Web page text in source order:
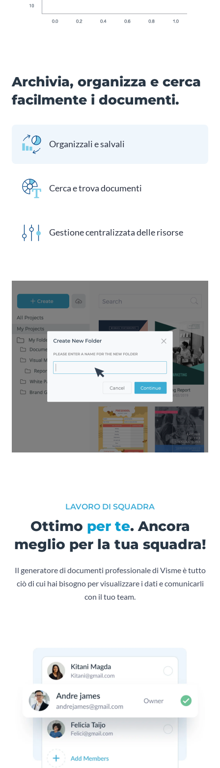
Archivia, organizza e cerca
facilmente i documenti.
Organizzali e salvali
Cerca e trova documenti
Gestione centralizzata delle risorse
LAVORO DI SQUADRA
Ottimo per te. Ancora
meglio per la tua squadra!
Il generatore di documenti professionale di Visme è tutto
ciò di cui hai bisogno per visualizzare i dati e comunicarli
con il tuo team.